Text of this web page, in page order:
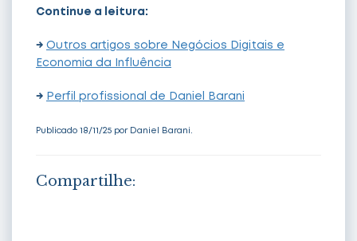
Continue a leitura:
→ Outros artigos sobre Negócios Digitais e
Economia da Influência
→ Perfil profissional de Daniel Barani
Publicado 18/11/25 por Daniel Barani.
Compartilhe: